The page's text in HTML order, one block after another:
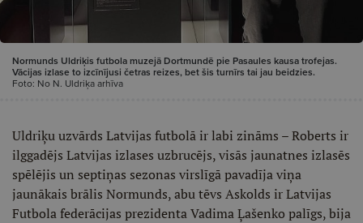
Normunds Uldriķis futbola muzejā Dortmundē pie Pasaules kausa trofejas.
Vācijas izlase to izcīnījusi četras reizes, bet šis turnīrs tai jau beidzies.
Foto: No N. Uldriķa arhīva
Uldriķu uzvārds Latvijas futbolā ir labi zināms – Roberts ir
ilggadējs Latvijas izlases uzbrucējs, visās jaunatnes izlasēs
spēlējis un septiņas sezonas virslīgā pavadīja viņa
jaunākais brālis Normunds, abu tēvs Askolds ir Latvijas
Futbola federācijas prezidenta Vadima Ļašenko palīgs, bija